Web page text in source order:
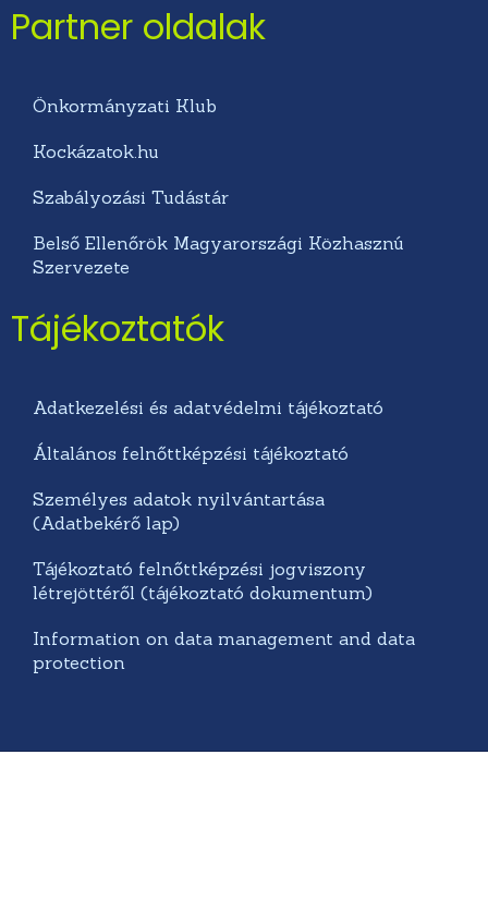
Partner oldalak
Önkormányzati Klub
Kockázatok.hu
Szabályozási Tudástár
Belső Ellenőrök Magyarországi Közhasznú
Szervezete
Tájékoztatók
Adatkezelési és adatvédelmi tájékoztató
Általános felnőttképzési tájékoztató
Személyes adatok nyilvántartása
(Adatbekérő lap)
Tájékoztató felnőttképzési jogviszony
létrejöttéről (tájékoztató dokumentum)
Information on data management and data
protection